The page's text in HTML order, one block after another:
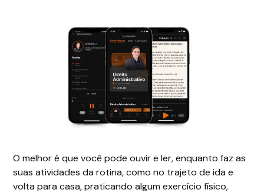
O melhor é que você pode ouvir e ler, enquanto faz as
suas atividades da rotina, como no trajeto de ida e
volta para casa, praticando algum exercício físico,